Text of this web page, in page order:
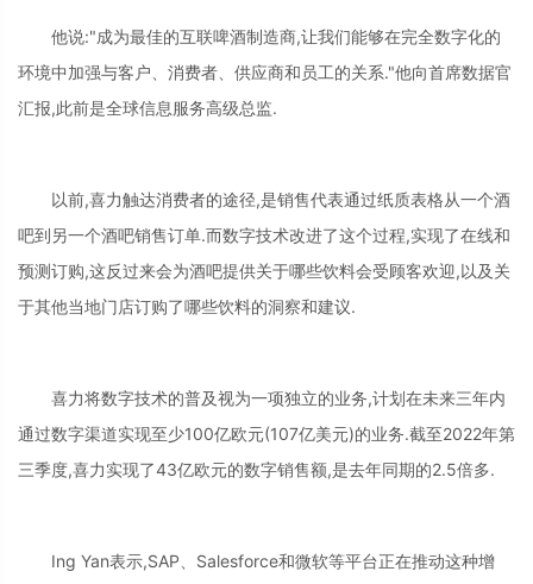
他说:"成为最佳的互联啤酒制造商,让我们能够在完全数字化的
环境中加强与客户、消费者、供应商和员工的关系."他向首席数据官
汇报,此前是全球信息服务高级总监.
以前,喜力触达消费者的途径,是销售代表通过纸质表格从一个酒
吧到另一个酒吧销售订单.而数字技术改进了这个过程,实现了在线和
预测订购,这反过来会为酒吧提供关于哪些饮料会受顾客欢迎,以及关
于其他当地门店订购了哪些饮料的洞察和建议.
喜力将数字技术的普及视为一项独立的业务,计划在未来三年内
通过数字渠道实现至少100亿欧元(107亿美元)的业务.截至2022年第
三季度,喜力实现了43亿欧元的数字销售额,是去年同期的2.5倍多.
Ing Yan表示,SAP、Salesforce和微软等平台正在推动这种增